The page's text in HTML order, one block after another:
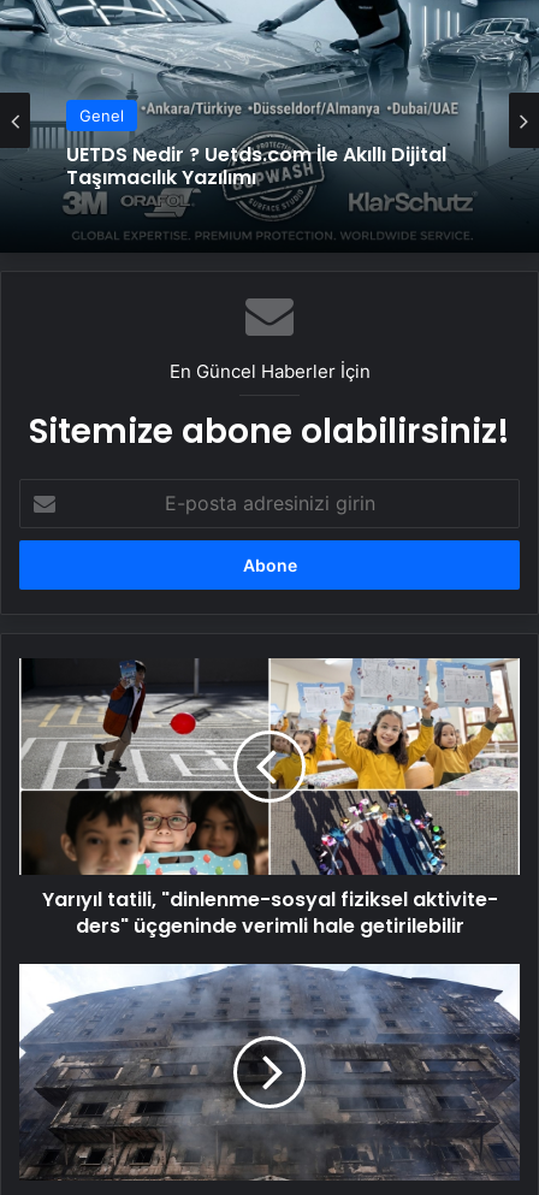
Genel
UETDS Nedir ? Uetds.com İle Akıllı Dijital
Taşımacılık Yazılımı
En Güncel Haberler İçin
Sitemize abone olabilirsiniz!
posta
adresinizi
tatili,
"dinlenme-
sosyal
fiziksel
aktivite-
üçgeninde
verimli
hale
getirilebilir
Yarıyıl tatili, "dinlenme-sosyal fiziksel aktivite-
ders" üçgeninde verimli hale getirilebilir
Kartalkaya'daki
yangın
felaketinin
boyutu
ortaya
çıktı